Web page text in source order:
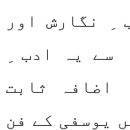
نگارش اور
سے یہ ادب
اضافہ ثابت
یوسفی کے فن